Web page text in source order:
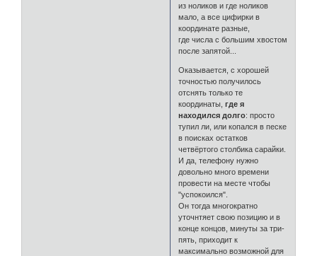
из ноликов и где ноликов
мало, а все цифирки в
координате разные,
где числа с большим хвостом
после запятой...
Оказывается, с хорошей
точностью получилось
отснять только те
координаты,где я
находился долго: просто
тупил ли, или копался в песке
в поисках остатков
четвёртого столбика сарайки.
И да, телефону нужно
довольно много времени
провести на месте чтобы
"успокоился".
Он тогда многократно
уточнтяет свою позицию и в
конце концов, минуты за три-
пять, приходит к
максимально возможной для